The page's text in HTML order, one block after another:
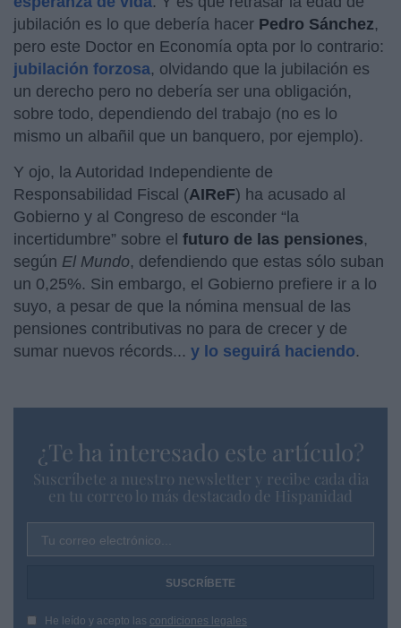
jubilación es lo que debería hacer Pedro Sánchez,
pero este Doctor en Economía opta por lo contrario:
jubilación forzosa, olvidando que la jubilación es
un derecho pero no debería ser una obligación,
sobre todo, dependiendo del trabajo (no es lo
mismo un albañil que un banquero, por ejemplo).
Y ojo, la Autoridad Independiente de
Responsabilidad Fiscal (AIReF) ha acusado al
Gobierno y al Congreso de esconder “la
incertidumbre” sobre el futuro de las pensiones,
según El Mundo, defendiendo que estas sólo suban
un 0,25%. Sin embargo, el Gobierno prefiere ir a lo
suyo, a pesar de que la nómina mensual de las
pensiones contributivas no para de crecer y de
sumar nuevos récords... y lo seguirá haciendo.
¿Te ha interesado este artículo?
Suscríbete a nuestro newsletter y recibe cada dia
en tu correo lo más destacado de Hispanidad
Tu correo electrónico...
He leído y acepto las condiciones legales